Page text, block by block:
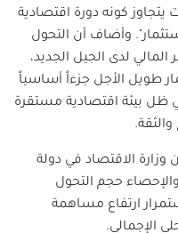
كونه دورة اقتصادية
وأضاف أن التحول
لدى الجيل الجديد،
طويل الأجل جزءاً أساسياً
ظل بيئة اقتصادية مستقرة
الاقتصاد في دولة
والإحصاء حجم التحول
ارتفاع مساهمة
الإجمالي.